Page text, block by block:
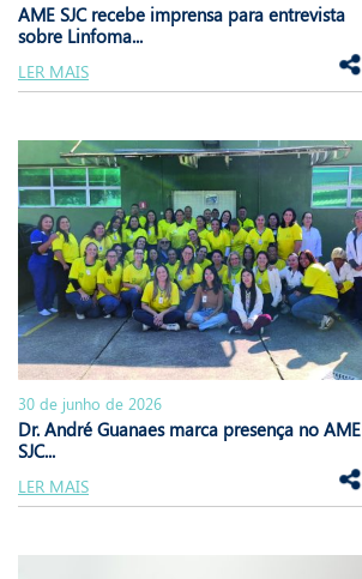
AME SJC recebe imprensa para entrevista
sobre Linfoma...
LER MAIS
30 de junho de 2026
Dr. André Guanaes marca presença no AME
SJC...
LER MAIS